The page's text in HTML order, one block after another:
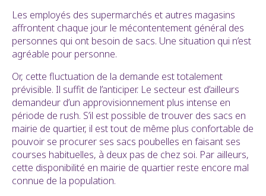
Les employés des supermarchés et autres magasins
affrontent chaque jour le mécontentement général des
personnes qui ont besoin de sacs. Une situation qui n’est
agréable pour personne.
Or, cette fluctuation de la demande est totalement
prévisible. Il suffit de l’anticiper. Le secteur est d’ailleurs
demandeur d’un approvisionnement plus intense en
période de rush. S’il est possible de trouver des sacs en
mairie de quartier, il est tout de même plus confortable de
pouvoir se procurer ses sacs poubelles en faisant ses
courses habituelles, à deux pas de chez soi. Par ailleurs,
cette disponibilité en mairie de quartier reste encore mal
connue de la population.